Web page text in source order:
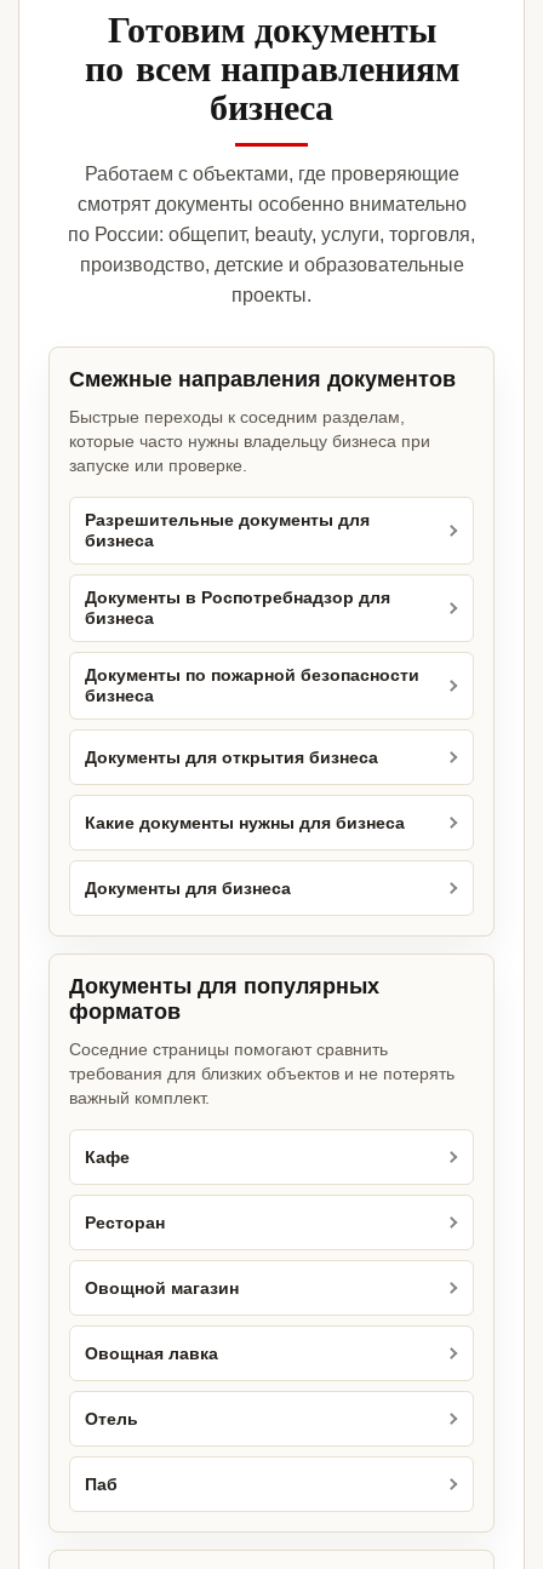
Готовим документы
по всем направлениям
бизнеса
Работаем с объектами, где проверяющие
смотрят документы особенно внимательно
по России: общепит, beauty, услуги, торговля,
производство, детские и образовательные
проекты.
Смежные направления документов
Быстрые переходы к соседним разделам,
которые часто нужны владельцу бизнеса при
запуске или проверке.
Разрешительные документы для
бизнеса
Документы в Роспотребнадзор для
бизнеса
Документы по пожарной безопасности
бизнеса
Документы для открытия бизнеса
Какие документы нужны для бизнеса
Документы для бизнеса
Документы для популярных
форматов
Соседние страницы помогают сравнить
требования для близких объектов и не потерять
важный комплект.
Кафе
Ресторан
Овощной магазин
Овощная лавка
Отель
Паб